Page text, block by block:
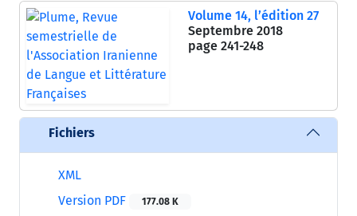
Volume 14, l’édition 27
Septembre 2018
page 241-248
Fichiers
XML
Version PDF
177.08 K